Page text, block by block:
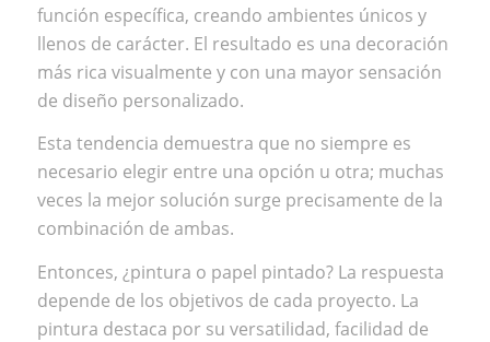
función específica, creando ambientes únicos y
llenos de carácter. El resultado es una decoración
más rica visualmente y con una mayor sensación
de diseño personalizado.
Esta tendencia demuestra que no siempre es
necesario elegir entre una opción u otra; muchas
veces la mejor solución surge precisamente de la
combinación de ambas.
Entonces, ¿pintura o papel pintado? La respuesta
depende de los objetivos de cada proyecto. La
pintura destaca por su versatilidad, facilidad de